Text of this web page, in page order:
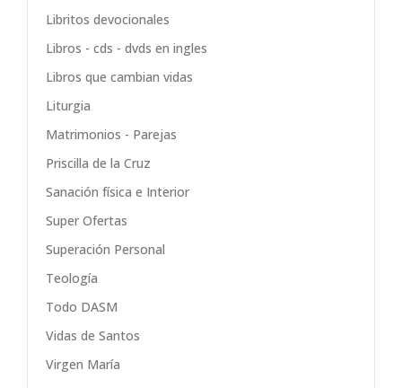
Libritos devocionales
Libros - cds - dvds en ingles
Libros que cambian vidas
Liturgia
Matrimonios - Parejas
Priscilla de la Cruz
Sanación física e Interior
Super Ofertas
Superación Personal
Teología
Todo DASM
Vidas de Santos
Virgen María